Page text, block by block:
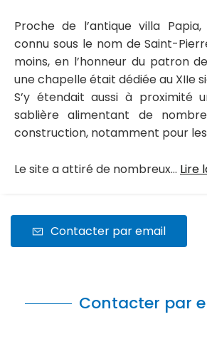
Proche de l’antique villa
connu sous le nom de Saint-
moins, en l’honneur du patron
une chapelle était dédiée au XIIe
S’y étendait aussi à proximité
sablière alimentant de
construction, notamment pour
Le site a attiré de nombreux... Lire
Contacter par email
Contacter par